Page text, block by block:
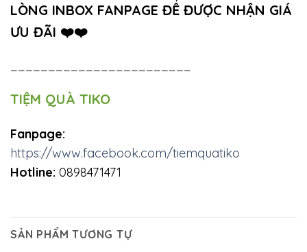
LÒNG INBOX FANPAGE ĐỂ ĐƯỢC NHẬN GIÁ
ƯU ĐÃI ❤️❤️
TIỆM QUÀ TIKO
Fanpage:
https://www.facebook.com/tiemquatiko
Hotline: 0898471471
SẢN PHẨM TƯƠNG TỰ